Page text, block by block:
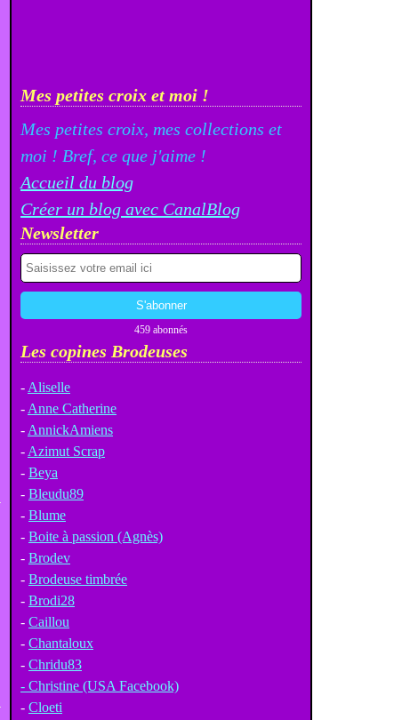
Mes petites croix et moi !
Mes petites croix, mes collections et
moi ! Bref, ce que j'aime !
Accueil du blog
Créer un blog avec CanalBlog
Newsletter
459 abonnés
Les copines Brodeuses
- Aliselle
- Anne Catherine
- AnnickAmiens
- Azimut Scrap
- Beya
- Bleudu89
- Blume
- Boite à passion (Agnès)
- Brodev
- Brodeuse timbrée
- Brodi28
- Caillou
- Chantaloux
- Chridu83
- Christine (USA Facebook)
- Cloeti